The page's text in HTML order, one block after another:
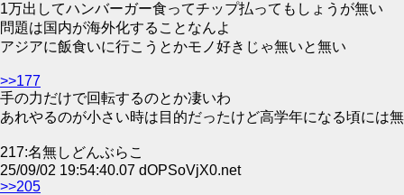
1万出してハンバーガー食ってチップ払ってもしょうが無い
問題は国内が海外化することなんよ
アジアに飯食いに行こうとかモノ好きじゃ無いと無い
>>177
手の力だけで回転するのとか凄いわ
あれやるのが小さい時は目的だったけど高学年になる頃には
217:名無しどんぶらこ
25/09/02 19:54:40.07 dOPSoVjX0.net
>>205